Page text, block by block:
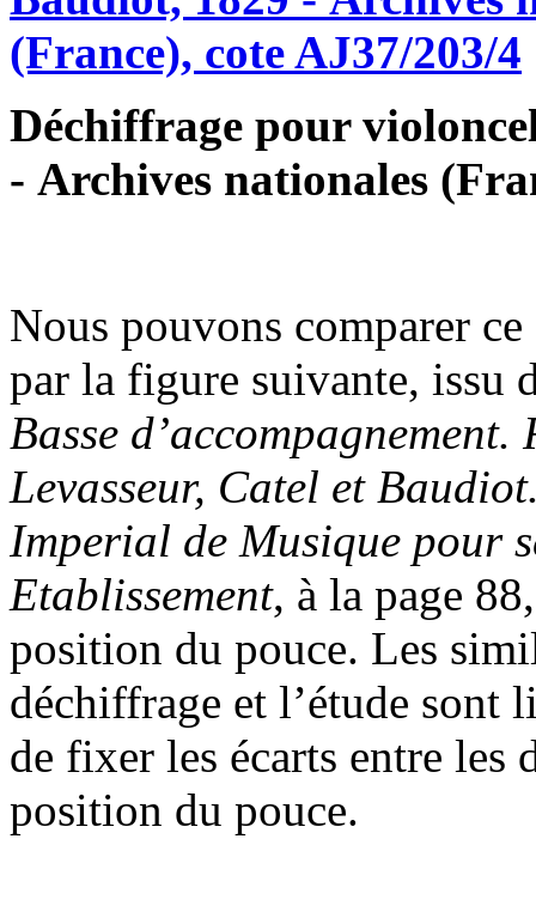
Déchiffrage pour
- Archives nationales
Nous pouvons comparer
par la figure suivante, issu
Basse
Levasseur, Catel et
Imperial de Musique pour
Etablissement, à la page
position du pouce. Les
déchiffrage et l’étude sont
de fixer les écarts entre les
position du pouce.